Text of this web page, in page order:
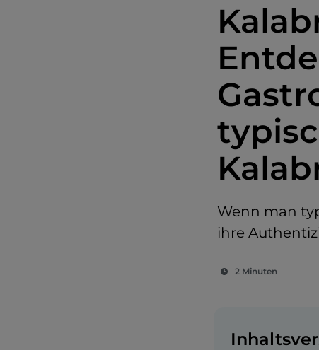
Wenn man
ihre
2 Minuten